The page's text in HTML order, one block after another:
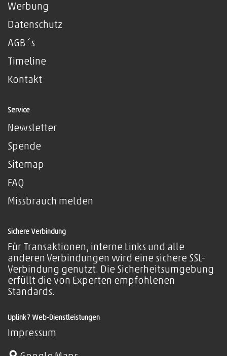
Werbung
Datenschutz
AGB´s
Timeline
Kontakt
Service
Newsletter
Spende
Sitemap
FAQ
Missbrauch melden
Sichere Verbindung
Für Transaktionen, interne Links und alle
anderen Verbindungen wird eine sichere SSL-
Verbindung genutzt. Die Sicherheitsumgebung
erfüllt die von Experten empfohlenen
Standards.
Uplink7 Web-Dienstleistungen
Impressum